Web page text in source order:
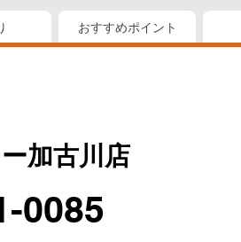
おすすめポイント
加古川店
0085